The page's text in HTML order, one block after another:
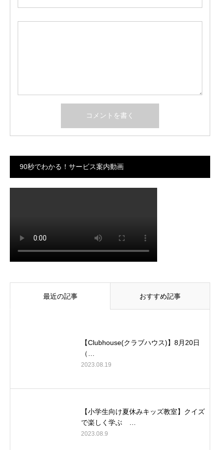
90秒でわかる！サービス案内動画
最近の記事 おすすめ記事
【Clubhouse(クラブハウス)】8月20日
（…
2023.08.19
【小学生向け夏休みキッズ教室】クイズ
で楽しく学ぶ …
2023.08.9